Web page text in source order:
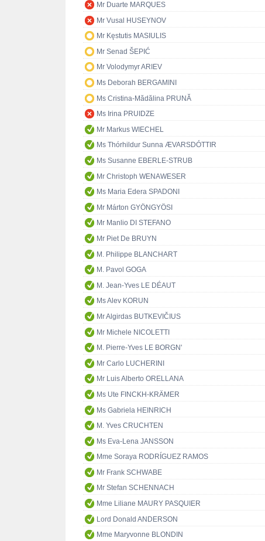
Mr Duarte MARQUES
Mr Vusal HUSEYNOV
Mr Kęstutis MASIULIS
Mr Senad ŠEPIĆ
Mr Volodymyr ARIEV
Ms Deborah BERGAMINI
Ms Cristina-Mădălina PRUNĂ
Ms Irina PRUIDZE
Mr Markus WIECHEL
Ms Thórhildur Sunna ÆVARSDÓTTIR
Ms Susanne EBERLE-STRUB
Mr Christoph WENAWESER
Ms Maria Edera SPADONI
Mr Márton GYÖNGYÖSI
Mr Manlio DI STEFANO
Mr Piet De BRUYN
M. Philippe BLANCHART
M. Pavol GOGA
M. Jean-Yves LE DÉAUT
Ms Alev KORUN
Mr Algirdas BUTKEVIČIUS
Mr Michele NICOLETTI
M. Pierre-Yves LE BORGN'
Mr Carlo LUCHERINI
Mr Luis Alberto ORELLANA
Ms Ute FINCKH-KRÄMER
Ms Gabriela HEINRICH
M. Yves CRUCHTEN
Ms Eva-Lena JANSSON
Mme Soraya RODRÍGUEZ RAMOS
Mr Frank SCHWABE
Mr Stefan SCHENNACH
Mme Liliane MAURY PASQUIER
Lord Donald ANDERSON
Mme Maryvonne BLONDIN